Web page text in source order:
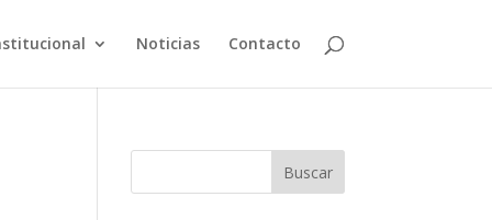
Noticias Contacto
Buscar